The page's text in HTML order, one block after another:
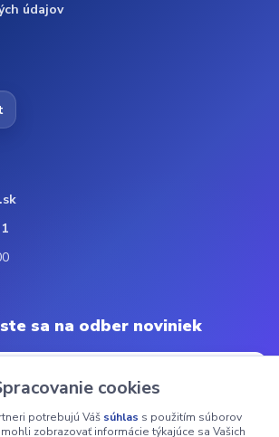
údajov
sa na odber noviniek
Odoberať
cookies
potrebujú Váš súhlas s použitím súborov
zobrazovať informácie týkajúce sa Vašich